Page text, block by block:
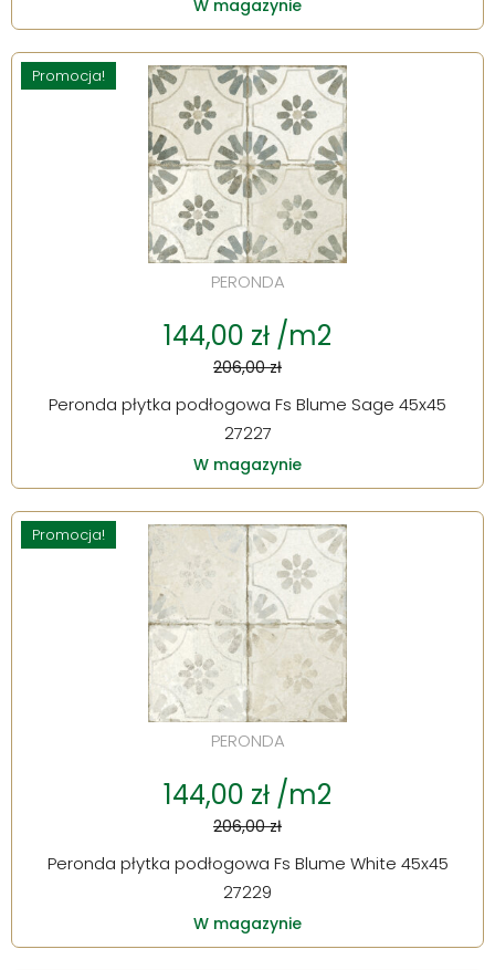
W magazynie
Promocja!
PERONDA
144,00 zł /m2
206,00 zł
Peronda płytka podłogowa Fs Blume Sage 45x45
27227
W magazynie
Promocja!
PERONDA
144,00 zł /m2
206,00 zł
Peronda płytka podłogowa Fs Blume White 45x45
27229
W magazynie